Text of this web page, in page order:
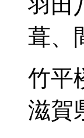
羽田
葺、
竹平
滋賀